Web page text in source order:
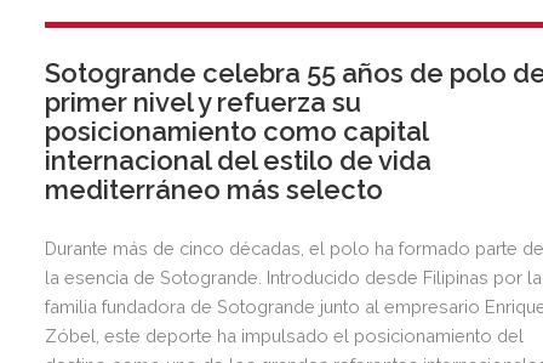
Sotogrande celebra 55 años de polo
primer nivel y refuerza su
posicionamiento como capital
internacional del estilo de vida
mediterráneo más selecto
Durante más de cinco décadas, el polo ha formado parte
la esencia de Sotogrande. Introducido desde Filipinas por la
familia fundadora de Sotogrande junto al empresario
Zóbel, este deporte ha impulsado el posicionamiento del